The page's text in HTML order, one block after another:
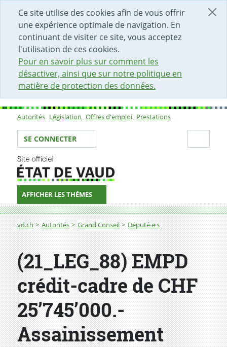
Ce site utilise des cookies afin de vous offrir
une expérience optimale de navigation. En
continuant de visiter ce site, vous acceptez
l'utilisation de ces cookies.
Pour en savoir plus sur comment les
désactiver, ainsi que sur notre politique en
matière de protection des données.
DÉBUT DU CONTENU DE LA PAGE
ACCÈS AU CHAMP DE RECHERCHE
PAGE D'ACCUEIL
FORMULAIRE DE CONTACT
Sous-navigation
Autorités Législation Offres d'emploi Prestations
Votre identité
SE CONNECTER
AFFICHER LES THÈMES
Fil d'Ariane
vd.ch Autorités Grand Conseil Député·e·s
(21_LEG_88) EMPD
crédit-cadre de CHF
25’745’000.-
Assainissement